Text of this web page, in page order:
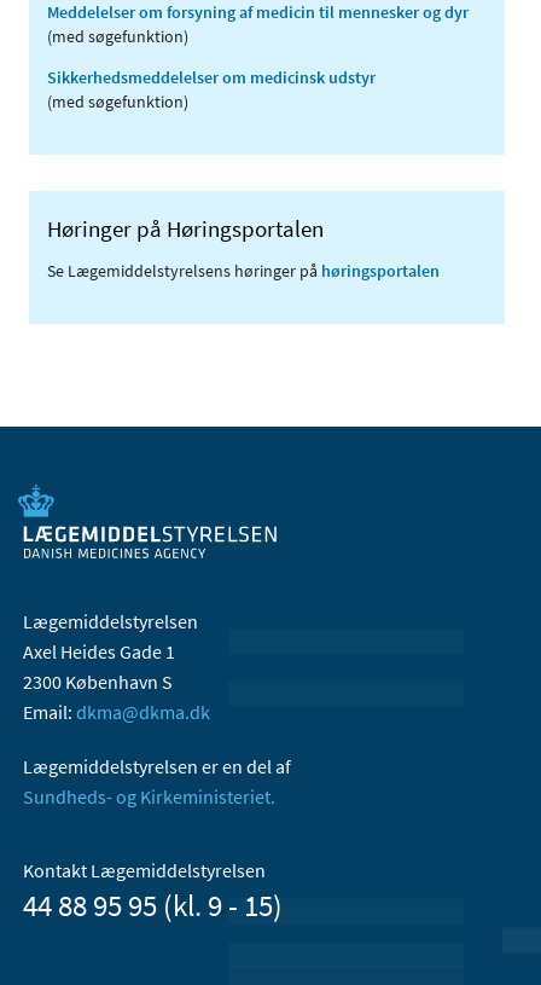
Meddelelser om forsyning af medicin til mennesker og dyr
(med søgefunktion)
Sikkerhedsmeddelelser om medicinsk udstyr
(med søgefunktion)
Høringer på Høringsportalen
Se Lægemiddelstyrelsens høringer på høringsportalen
Lægemiddelstyrelsen
Axel Heides Gade 1
2300 København S
Email: dkma@dkma.dk
Lægemiddelstyrelsen er en del af
Sundheds- og Kirkeministeriet.
Kontakt Lægemiddelstyrelsen
44 88 95 95 (kl. 9 - 15)